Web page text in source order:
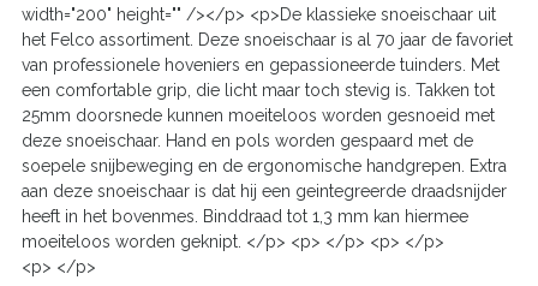
width="200" height="" /></p> <p>De klassieke snoeischaar uit
het Felco assortiment. Deze snoeischaar is al 70 jaar de favoriet
van professionele hoveniers en gepassioneerde tuinders. Met
een comfortable grip, die licht maar toch stevig is. Takken tot
25mm doorsnede kunnen moeiteloos worden gesnoeid met
deze snoeischaar. Hand en pols worden gespaard met de
soepele snijbeweging en de ergonomische handgrepen. Extra
aan deze snoeischaar is dat hij een geintegreerde draadsnijder
heeft in het bovenmes. Binddraad tot 1,3 mm kan hiermee
moeiteloos worden geknipt. </p> <p> </p> <p> </p>
<p> </p>